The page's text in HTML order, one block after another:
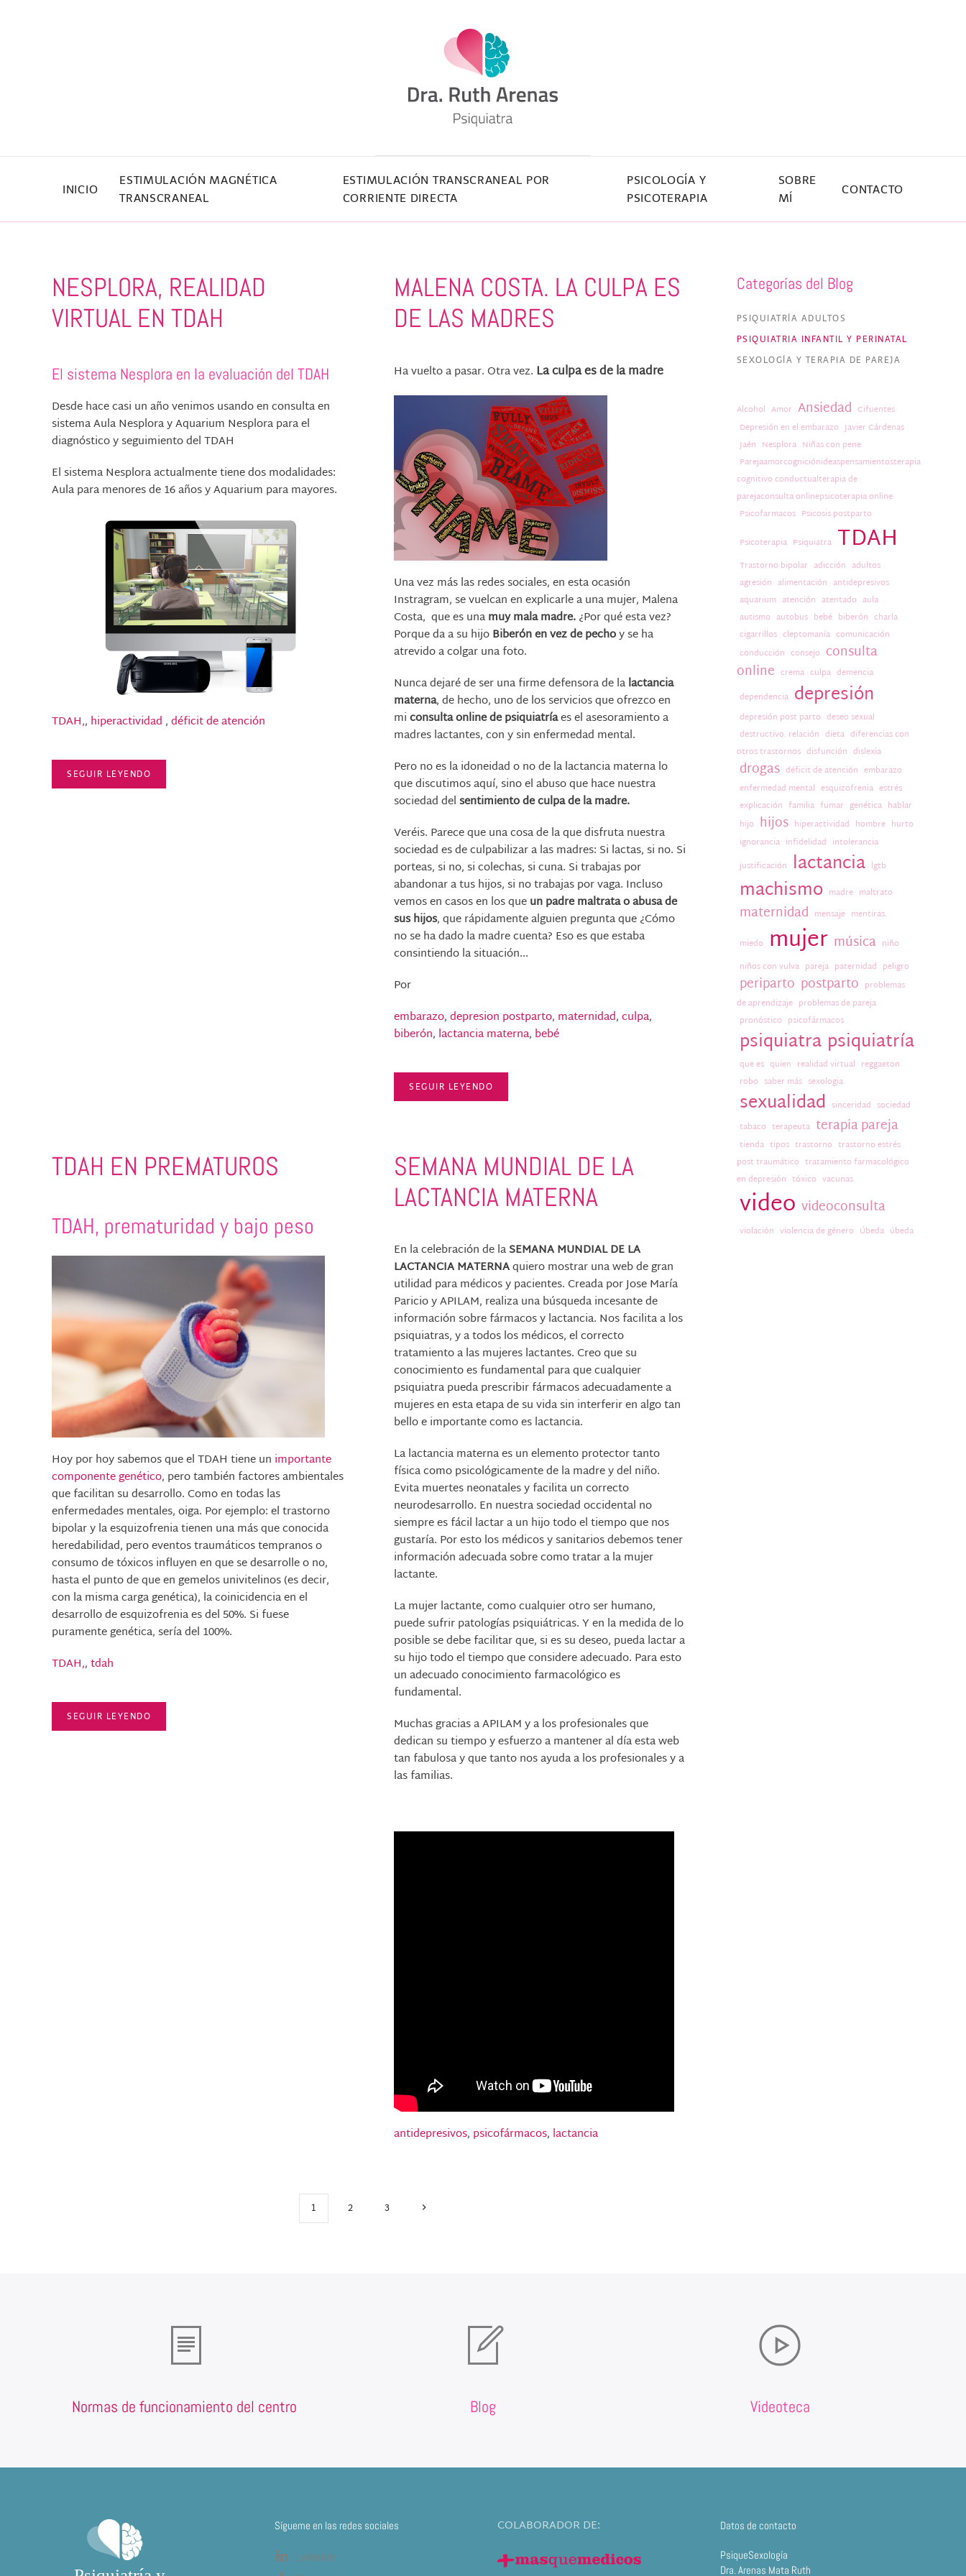
INICIO
ESTIMULACIÓN MAGNÉTICA
TRANSCRANEAL
ESTIMULACIÓN TRANSCRANEAL POR
CORRIENTE DIRECTA
PSICOLOGÍA Y
PSICOTERAPIA
SOBRE
MÍ
CONTACTO
NESPLORA, REALIDAD
VIRTUAL EN TDAH
El sistema Nesplora en la evaluación del TDAH
Desde hace casi un año venimos usando en consulta en
sistema Aula Nesplora y Aquarium Nesplora para el
diagnóstico y seguimiento del TDAH
El sistema Nesplora actualmente tiene dos modalidades:
Aula para menores de 16 años y Aquarium para mayores.
TDAH,, hiperactividad,déficit de atención
SEGUIR LEYENDO
MALENA COSTA. LA CULPA ES
DE LAS MADRES
Ha vuelto a pasar. Otra vez. La culpa es de la madre
Una vez más las redes sociales, en esta ocasión
Instragram, se vuelcan en explicarle a una mujer, Malena
Costa, que es unamuy mala madre.¿Por qué esta vez?
Porque da a su hijoBiberón en vez de pechoy se ha
atrevido a colgar una foto.
Nunca dejaré de ser una firme defensora de lalactancia
materna, de hecho, uno de los servicios que ofrezco en
miconsulta online de psiquiatríaes el asesoramiento a
madres lactantes, con y sin enfermedad mental.
Pero no es la idoneidad o no de la lactancia materna lo
que discutimos aquí, sino el abuso que hace nuestra
sociedad delsentimiento de culpa de la madre.
Veréis. Parece que una cosa de la que disfruta nuestra
sociedad es de culpabilizar a las madres: Si lactas, si no. Si
porteas, si no, si colechas, si cuna. Si trabajas por
abandonar a tus hijos, si no trabajas por vaga. Incluso
vemos en casos en los queun padre maltrata o abusa de
sus hijos, que rápidamente alguien pregunta que ¿Cómo
no se ha dado la madre cuenta? Eso es que estaba
consintiendo la situación...
Por
embarazo,depresion postparto, maternidad,culpa,
biberón, lactancia materna, bebé
SEGUIR LEYENDO
TDAH EN PREMATUROS
TDAH, prematuridad y bajo peso
Hoy por hoy sabemos que el TDAH tiene un importante
componente genético, pero también factores ambientales
que facilitan su desarrollo. Como en todas las
enfermedades mentales, oiga. Por ejemplo: el trastorno
bipolar y la esquizofrenia tienen una más que conocida
heredabilidad, pero eventos traumáticos tempranos o
consumo de tóxicos influyen en que se desarrolle o no,
hasta el punto de que en gemelos univitelinos (es decir,
con la misma carga genética), la coinicidencia en el
desarrollo de esquizofrenia es del 50%. Si fuese
puramente genética, sería del 100%.
TDAH,,tdah
SEGUIR LEYENDO
SEMANA MUNDIAL DE LA
LACTANCIA MATERNA
En la celebración de laSEMANA MUNDIAL DE LA
LACTANCIA MATERNAquiero mostrar una web de gran
utilidad para médicos y pacientes. Creada por Jose María
Paricio y APILAM, realiza una búsqueda incesante de
información sobre fármacos y lactancia. Nos facilita a los
psiquiatras, y a todos los médicos, el correcto
tratamiento a las mujeres lactantes. Creo que su
conocimiento es fundamental para que cualquier
psiquiatra pueda prescribir fármacos adecuadamente a
mujeres en esta etapa de su vida sin interferir en algo tan
bello e importante como es lactancia.
La lactancia materna es un elemento protector tanto
física como psicológicamente de la madre y del niño.
Evita muertes neonatales y facilita un correcto
neurodesarrollo. En nuestra sociedad occidental no
siempre es fácil lactar a un hijo todo el tiempo que nos
gustaría. Por esto los médicos y sanitarios debemos tener
información adecuada sobre como tratar a la mujer
lactante.
La mujer lactante, como cualquier otro ser humano,
puede sufrir patologías psiquiátricas. Y en la medida de lo
posible se debe facilitar que, si es su deseo, pueda lactar a
su hijo todo el tiempo que considere adecuado. Para esto
un adecuado conocimiento farmacológico es
fundamental.
Muchas gracias a APILAM y a los profesionales que
dedican su tiempo y esfuerzo a mantener al día esta web
tan fabulosa y que tanto nos ayuda a los profesionales y a
las familias.
antidepresivos, psicofármacos, lactancia
1 2 3
Categorías del Blog
PSIQUIATRÍA ADULTOS
PSIQUIATRIA INFANTIL Y PERINATAL
SEXOLOGÍA Y TERAPIA DE PAREJA
Alcohol Amor Ansiedad Cifuentes
Depresión en el embarazo Javier Cárdenas
Jaén Nesplora Niñas con pene
Parejaamorcogniciónideaspensamientosterapia
cognitivo conductualterapia de
parejaconsulta onlinepsicoterapia online
Psicofarmacos Psicosis postparto
Psicoterapia Psiquiatra TDAH
Trastorno bipolar adicción adultos
agresión alimentación antidepresivos
aquarium atención atentado aula
autismo autobus bebé biberón charla
cigarrillos cleptomanía comunicación
conducción consejo consulta
online crema culpa demencia
dependencia depresión
depresión post parto deseo sexual
destructivo. relación dieta diferencias con
otros trastornos disfunción dislexia
drogas déficit de atención embarazo
enfermedad mental esquizofrenia estrés
explicación familia fumar genética hablar
hijo hijos hiperactividad hombre hurto
ignorancia infidelidad intolerancia
justificación lactancia lgtb
machismo madre maltrato
maternidad mensaje mentiras.
miedo mujer música niño
niños con vulva pareja paternidad peligro
periparto postparto problemas
de aprendizaje problemas de pareja
pronóstico psicofármacos
psiquiatra psiquiatría
que es quien realidad virtual reggaeton
robo saber más sexologia
sexualidad sinceridad sociedad
tabaco terapeuta terapia pareja
tienda tipos trastorno trastorno estrés
post traumático tratamiento farmacológico
en depresión tóxico vacunas
video videoconsulta
violación violencia de género Úbeda úbeda
Normas de funcionamiento del centro Blog Videoteca
Sígueme en las redes sociales
Linkedin
COLABORADOR DE: Datos de contacto
PsiqueSexología
Dra. Arenas Mata Ruth